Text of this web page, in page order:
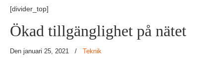
[divider_top]
Ökad tillgänglighet på nätet
Den januari 25, 2021 / Teknik